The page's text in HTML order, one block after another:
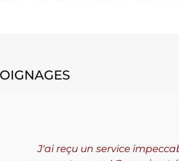
J'ai reçu un service